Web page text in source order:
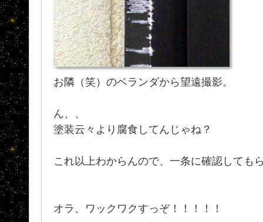
お隣（笑）のベランダから望遠撮影。
ん、、
塗装云々より腐食してんじゃね？
これ以上わからんので、一条に確認しても
オラ、ワックワクすっぞ！！！！！